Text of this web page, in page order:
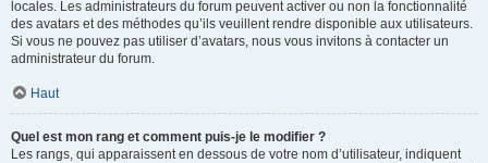
locales. Les administrateurs du forum peuvent activer ou non la fonctionnalité
des avatars et des méthodes qu’ils veuillent rendre disponible aux utilisateurs.
Si vous ne pouvez pas utiliser d’avatars, nous vous invitons à contacter un
administrateur du forum.
Haut
Quel est mon rang et comment puis-je le modifier ?
Les rangs, qui apparaissent en dessous de votre nom d’utilisateur, indiquent